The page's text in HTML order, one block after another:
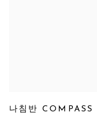
나침반 COMPASS